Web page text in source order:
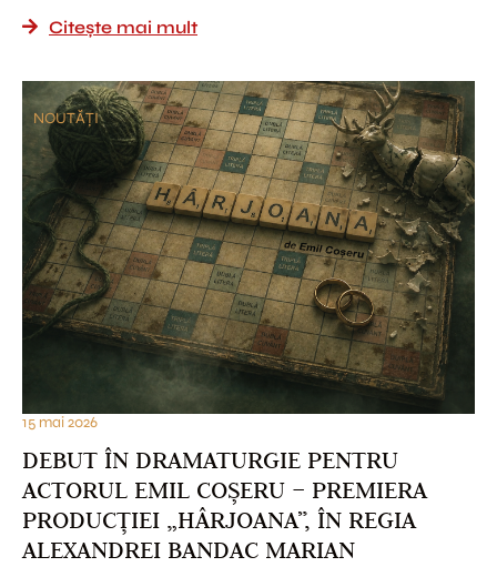
Citește mai mult
NOUTĂȚI
15 mai 2026
DEBUT ÎN DRAMATURGIE PENTRU
ACTORUL EMIL COȘERU – PREMIERA
PRODUCȚIEI „HÂRJOANA”, ÎN REGIA
ALEXANDREI BANDAC MARIAN